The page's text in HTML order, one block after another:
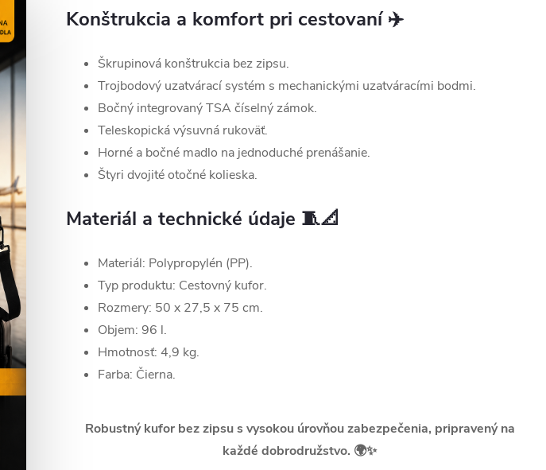
Konštrukcia a komfort pri cestovaní ✈️
Škrupinová konštrukcia bez zipsu.
Trojbodový uzatvárací systém s mechanickými uzatváracími bodmi.
Bočný integrovaný TSA číselný zámok.
Teleskopická výsuvná rukoväť.
Horné a bočné madlo na jednoduché prenášanie.
Štyri dvojité otočné kolieska.
Materiál a technické údaje 🧵📐
Materiál: Polypropylén (PP).
Typ produktu: Cestovný kufor.
Rozmery: 50 x 27,5 x 75 cm.
Objem: 96 l.
Hmotnosť: 4,9 kg.
Farba: Čierna.
Robustný kufor bez zipsu s vysokou úrovňou zabezpečenia, pripravený na
každé dobrodružstvo. 🌍✨